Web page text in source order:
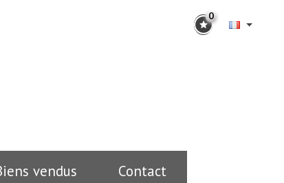
0
Biens vendus Contact